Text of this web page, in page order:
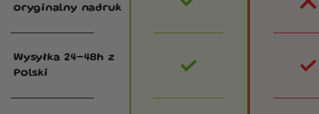
oryginalny nadruk
Wysyłka 24–48h z
Polski